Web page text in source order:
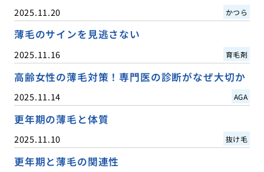
2025.11.20 かつら
薄毛のサインを見逃さない
2025.11.16 育毛剤
高齢女性の薄毛対策！専門医の診断がなぜ大切か
2025.11.14 AGA
更年期の薄毛と体質
2025.11.10 抜け毛
更年期と薄毛の関連性